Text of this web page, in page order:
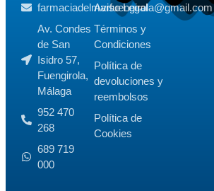
farmaciadelmarfuengirola@gmail.com
Av. Condes
de San
Isidro 57,
Fuengirola,
Málaga
952 470
268
689 719
000
Aviso Legal
Términos y
Condiciones
Política de
devoluciones y
reembolsos
Política de
Cookies